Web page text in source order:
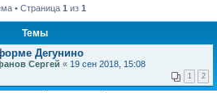
• Страница 1 из 1
Темы
Дегунино
Сергей « 19 сен 2018, 15:08
1 2